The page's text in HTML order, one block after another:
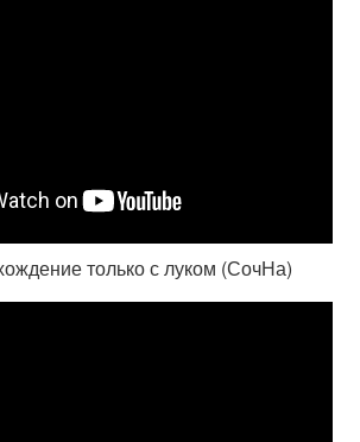
только с луком (СочНа)